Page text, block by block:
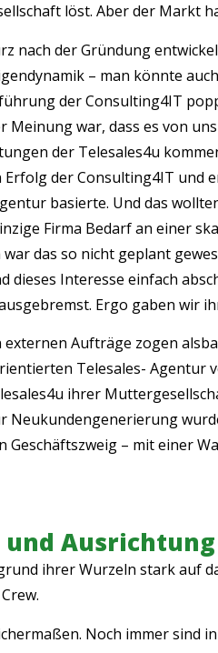
löst. Aber der Markt
nach der Gründung
– man könnte
der Consulting4IT
Meinung war, dass es von
der Telesales4u
Erfolg der Consulting4IT und
basierte. Und das
Firma Bedarf an einer
war das so nicht geplant
dieses Interesse einfach
Ergo gaben wir
externen Aufträge zogen
Telesales- Agentur
ihrer
Neukundengenerierung
Geschäftszweig – mit einer
und Ausrichtung
ihrer Wurzeln stark auf
Noch immer sind